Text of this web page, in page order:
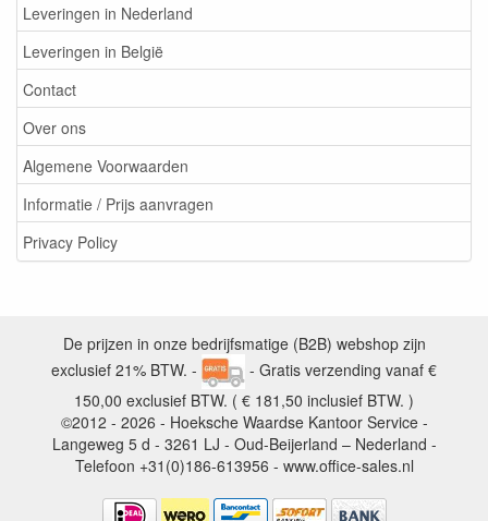
Leveringen in Nederland
Leveringen in België
Contact
Over ons
Algemene Voorwaarden
Informatie / Prijs aanvragen
Privacy Policy
De prijzen in onze bedrijfsmatige (B2B) webshop zijn
exclusief 21% BTW. -
- Gratis verzending vanaf €
150,00 exclusief BTW. ( € 181,50 inclusief BTW. )
©2012 - 2026 - Hoeksche Waardse Kantoor Service -
Langeweg 5 d - 3261 LJ - Oud-Beijerland – Nederland -
Telefoon +31(0)186-613956 - www.office-sales.nl